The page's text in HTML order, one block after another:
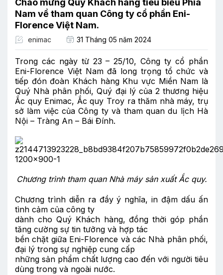
Chào mừng Quý Khách hàng tiêu biểu Phía
Nam về tham quan Công ty cổ phần Eni-
Florence Việt Nam.
enimac 31 Tháng 05 năm 2024
Trong các ngày từ 23 – 25/10, Công ty cổ phần
Eni-Florence Việt Nam đã long trọng tổ chức và
tiếp đón đoàn Khách hàng Khu vực Miền Nam là
Quý Nhà phân phối, Quý đại lý của 2 thương hiệu
Ắc quy Enimac, Ắc quy Troy ra thăm nhà máy, trụ
sở làm việc của Công ty và tham quan du lịch Hà
Nội – Tràng An – Bái Đính.
Chương trình tham quan Nhà máy sản xuất Ắc quy.
Chương trình diễn ra đầy ý nghĩa, in đậm dấu ấn
tình cảm của công ty
dành cho Quý Khách hàng, đồng thời góp phần
tăng cường sự tin tưởng và hợp tác
bền chặt giữa Eni-Florence và các Nhà phân phối,
đại lý trong sự nghiệp cung cấp
những sản phẩm chất lượng cao đến với người tiêu
dùng trong và ngoài nước.